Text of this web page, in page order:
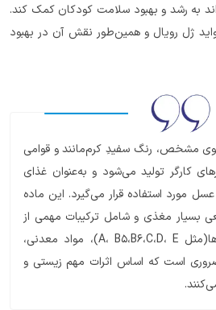
به رشد و بهبود سلامت کودکان کمک کند.
ژل رویال و همین‌طور نقش آن در بهبود
مشخص، رنگ سفیدِ کرم‌مانند و قوامی
کارگر تولید می‌شود و به‌عنوان غذای
عسل مورد استفاده قرار می‌گیرد. این ماده
بسیار مغذی و شامل ترکیبات مهمی از
جمله پروتئین‌ها، ویتامین‌ها(مثل A، B5،B6،C،D، E)، مواد معدنی،
است که اساس اثرات مهم زیستی و